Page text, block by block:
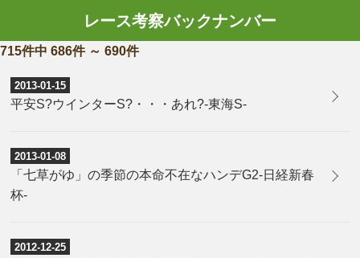
レース考察バックナンバー
715件中 686件 ～ 690件
2013-01-15
平安S?ウインターS?・・・あれ?-東海S-
2013-01-08
「七草がゆ」の季節の本命不在なハンデG2-日経新春
杯-
2012-12-25